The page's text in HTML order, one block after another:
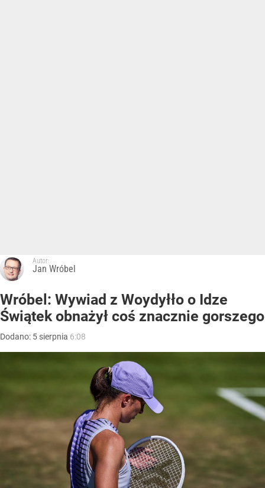
Autor:
Jan Wróbel
Wróbel: Wywiad z Woydyłło o Idze
Świątek obnażył coś znacznie gorszego
Dodano: 5 sierpnia 6:08